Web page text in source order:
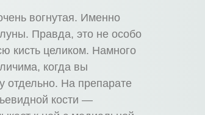
вогнутая. Именно
Правда, это не особо
кисть целиком. Намного
когда вы
отдельно. На препарате
кости —